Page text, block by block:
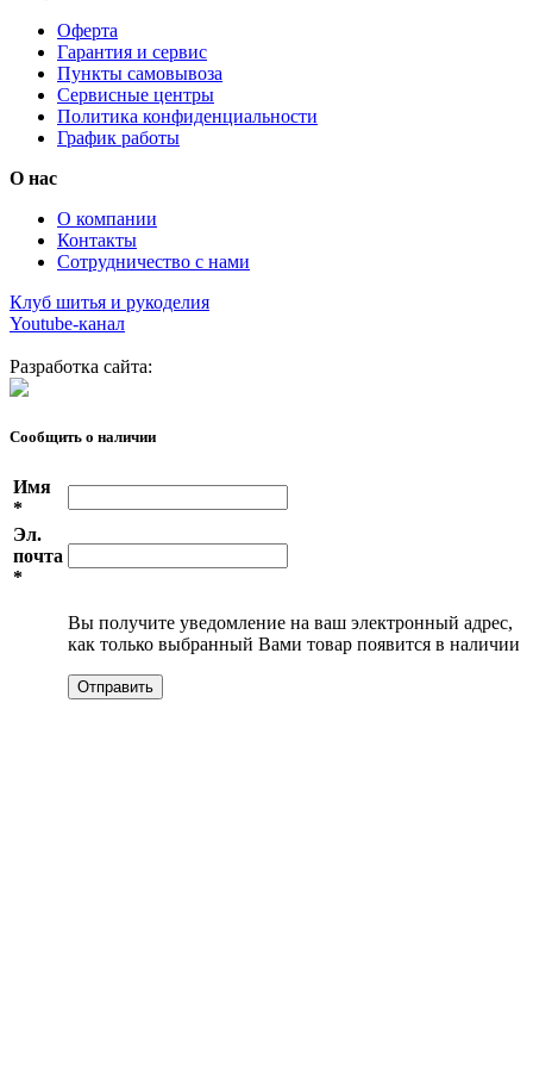
Оферта
Гарантия и сервис
Пункты самовывоза
Сервисные центры
Политика конфиденциальности
График работы
О нас
О компании
Контакты
Сотрудничество с нами
Клуб шитья и рукоделия
Youtube-канал
Разработка сайта:
Сообщить о наличии
Имя
*
Эл.
почта
*
Вы получите уведомление на ваш электронный адрес,
как только выбранный Вами товар появится в наличии